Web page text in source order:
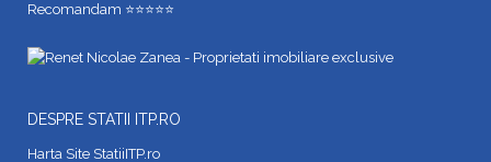
Recomandam ⭐⭐⭐⭐⭐
DESPRE STATII ITP.RO
Harta Site StatiiITP.ro